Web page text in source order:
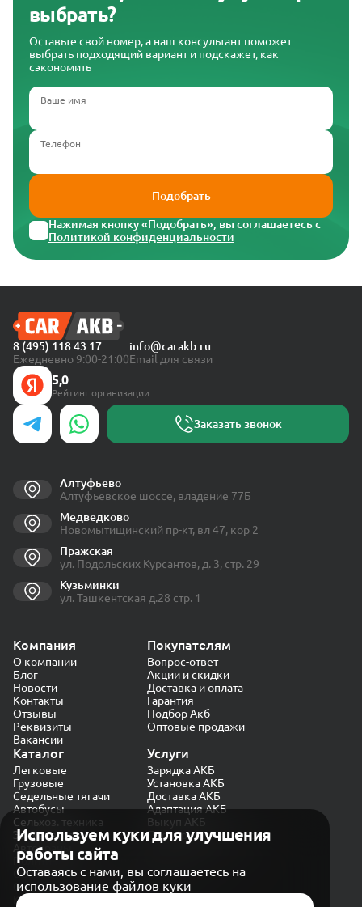
выбрать?
Оставьте свой номер, а наш консультант поможет
выбрать подходящий вариант и подскажет, как
сэкономить
Ваше имя
Телефон
Подобрать
Нажимая кнопку «Подобрать», вы соглашаетесь с
Политикой конфиденциальности
Используем куки для улучшения
работы сайта
Оставаясь с нами, вы соглашаетесь на
использование файлов куки
8 (495) 118 43 17
Ежедневно 9:00-21:00
info@carakb.ru
Email для связи
5,0
Рейтинг организации
Заказать звонок
Алтуфьево
Алтуфьевское шоссе, владение 77Б
Медведково
Новомытищинский пр-кт, вл 47, кор 2
Пражская
ул. Подольских Курсантов, д. 3, стр. 29
Кузьминки
ул. Ташкентская д.28 стр. 1
Компания
О компании
Блог
Новости
Контакты
Отзывы
Реквизиты
Вакансии
Покупателям
Вопрос-ответ
Акции и скидки
Доставка и оплата
Гарантия
Подбор Акб
Оптовые продажи
Каталог
Легковые
Грузовые
Седельные тягачи
Автобусы
Сельхоз. техника
Экскаваторы
Автокраны
Услуги
Зарядка АКБ
Установка АКБ
Доставка АКБ
Адаптация АКБ
Выкуп АКБ
Проверка генератора
Политика конфиденциальности
Обработка персональных данных
Согласие на обработку в «Яндекс.Метрика»
Карта сайта